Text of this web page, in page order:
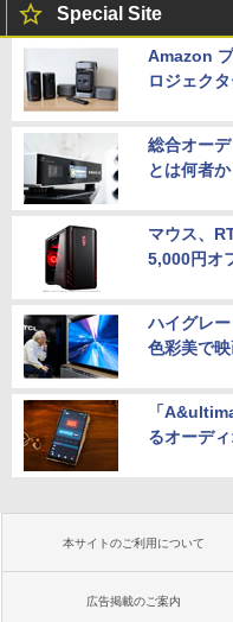
Special Site
Amazon
ロジェク
総合オー
とは何者か
マウス、
5,000円オ
ハイグレ
色彩美で
「
るオーデ
本サイトのご利用について
広告掲載のご案内